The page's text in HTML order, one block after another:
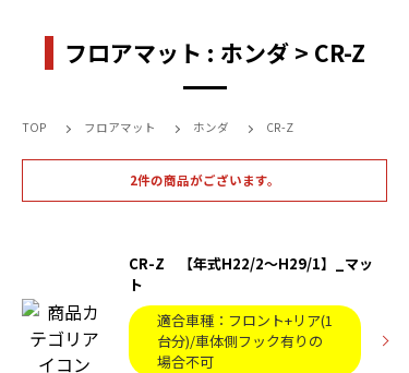
フロアマット : ホンダ > CR-Z
TOP フロアマット ホンダ CR-Z
2件の商品がございます。
CR-Z 【年式H22/2〜H29/1】_マッ
ト
適合車種：フロント+リア(1
台分)/車体側フック有りの
場合不可